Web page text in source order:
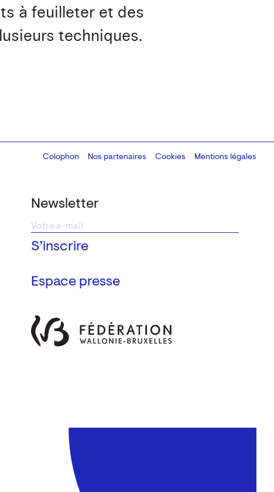
à feuilleter et des
techniques.
Newsletter
Espace presse
Colophon
Design:Marcel Kaczmarek, code:8080.studio
Nos partenaires Cookies Mentions légales